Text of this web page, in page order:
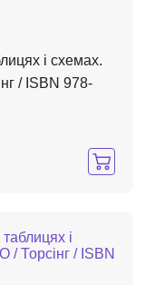
і схемах.
/ ISBN 978-